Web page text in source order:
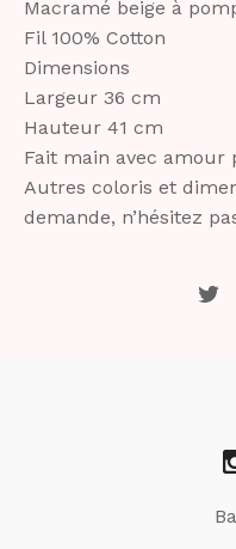
Macramé beige à
Fil 100% Cotton
Dimensions
Largeur 36 cm
Hauteur 41 cm
Fait main avec amour
Autres coloris et
demande, n’hésitez